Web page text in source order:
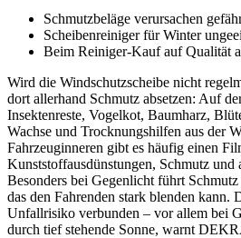
Schmutzbeläge verursachen
Scheibenreiniger für Winter
Beim Reiniger-Kauf auf Qualität
Wird die Windschutzscheibe nicht
dort allerhand Schmutz absetzen: Auf
Insektenreste, Vogelkot, Baumharz,
Wachse und Trocknungshilfen aus der
Fahrzeuginneren gibt es häufig einen
Kunststoffausdünstungen, Schmutz und
Besonders bei Gegenlicht führt
das den Fahrenden stark blenden kann.
Unfallrisiko verbunden – vor allem bei
durch tief stehende Sonne, warnt